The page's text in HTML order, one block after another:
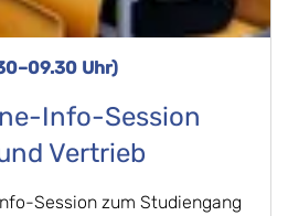
Uhr)
Info-Session
Vertrieb
Session zum Studiengang